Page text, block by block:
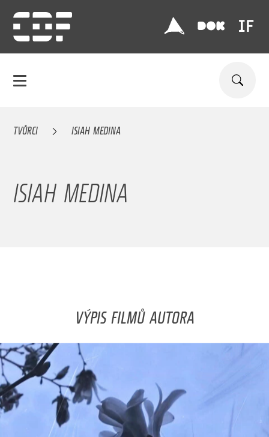
TVŮRCI ISIAH MEDINA
ISIAH MEDINA
VÝPIS FILMŮ AUTORA